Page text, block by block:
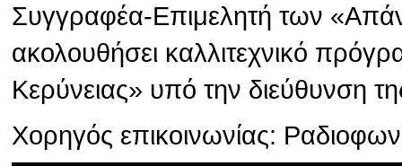
Συγγραφέα-Επιμελητή των
ακολουθήσει καλλιτεχνικό
Κερύνειας» υπό την διεύθυνση
Χορηγός επικοινωνίας: